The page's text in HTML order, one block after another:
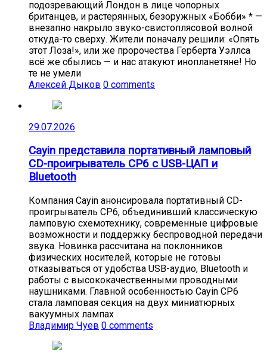
подозревающий Лондон в лице чопорных
британцев, и растерянных, безоружных «Бобби» * —
внезапно накрыло звуко-свистоплясовой волной
откуда-то сверху. Жители поначалу решили: «Опять
этот Лоза!», или же пророчества Герберта Уэллса
всё же сбылись — и нас атакуют инопланетяне! Но
те не умели
Алексей Дыков 0 comments
29.07.2026
Cayin представила портативный ламповый
CD-проигрыватель CP6 с USB-ЦАП и
Bluetooth
Компания Cayin анонсировала портативный CD-
проигрыватель CP6, объединивший классическую
ламповую схемотехнику, современные цифровые
возможности и поддержку беспроводной передачи
звука. Новинка рассчитана на поклонников
физических носителей, которые не готовы
отказываться от удобства USB-аудио, Bluetooth и
работы с высококачественными проводными
наушниками. Главной особенностью Cayin CP6
стала ламповая секция на двух миниатюрных
вакуумных лампах
Владимир Чуев 0 comments